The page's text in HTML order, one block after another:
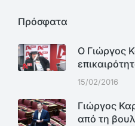
Πρόσφατα
Ο Γιώργος
15/02/2016
Γιώργος
από τη